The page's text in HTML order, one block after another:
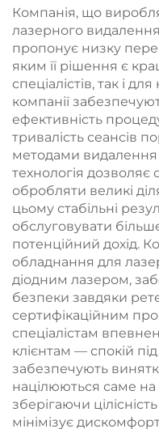
підтягування та
омолодження шкіри
обличчя за
допомогою
радіочастотної
терапії, а також
схуднення та
зменшення об’ємів
тіла
Компанія, що
лазерного
пропонує низку
яким її рішення є
спеціалістів, так і
компанії
ефективність
тривалість сеансів
методами видалення
технологія дозволяє
обробляти великі
цьому стабільні
обслуговувати
потенційний дохід.
обладнання для
діодним лазером,
безпеки завдяки
сертифікаційним
спеціалістам
клієнтам — спокій
забезпечують
націлюються саме на
зберігаючи
мінімізує